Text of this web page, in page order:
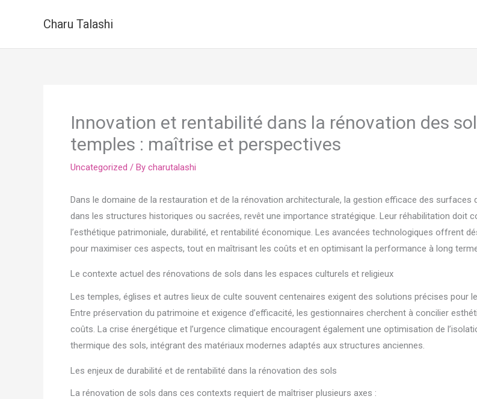
Charu Talashi
Innovation et rentabilité dans la rénovation des
temples : maîtrise et perspectives
Uncategorized / By charutalashi
Dans le domaine de la restauration et de la rénovation architecturale, la gestion efficace des surfaces
dans les structures historiques ou sacrées, revêt une importance stratégique. Leur réhabilitation doit
l’esthétique patrimoniale, durabilité, et rentabilité économique. Les avancées technologiques offrent
pour maximiser ces aspects, tout en maîtrisant les coûts et en optimisant la performance à long
Le contexte actuel des rénovations de sols dans les espaces culturels et religieux
Les temples, églises et autres lieux de culte souvent centenaires exigent des solutions précises pour
Entre préservation du patrimoine et exigence d’efficacité, les gestionnaires cherchent à concilier
coûts. La crise énergétique et l’urgence climatique encouragent également une optimisation de
thermique des sols, intégrant des matériaux modernes adaptés aux structures anciennes.
Les enjeux de durabilité et de rentabilité dans la rénovation des sols
La rénovation de sols dans ces contexts requiert de maîtriser plusieurs axes :